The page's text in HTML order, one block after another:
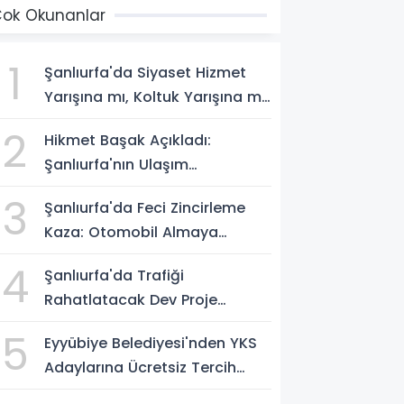
Okunanlar
1
Şanlıurfa'da Siyaset Hizmet
Yarışına mı, Koltuk Yarışına mı
2
Hikmet Başak Açıkladı:
Şanlıurfa'nın Ulaşım
3
Şanlıurfa'da Feci Zincirleme
Kaza: Otomobil Almaya
Hayatını Kaybetti
4
Şanlıurfa'da Trafiği
Rahatlatacak Dev Proje
5
Eyyübiye Belediyesi'nden YKS
Adaylarına Ücretsiz Tercih